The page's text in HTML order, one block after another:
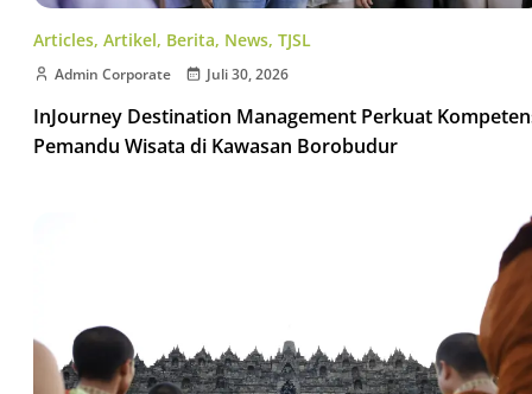
Articles, Artikel, Berita, News, TJSL
Admin Corporate Juli 30, 2026
InJourney Destination Management Perkuat
Pemandu Wisata di Kawasan Borobudur